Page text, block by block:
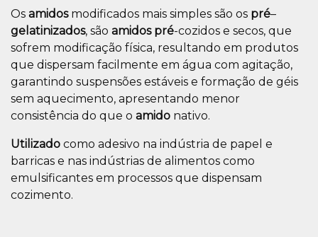
Os amidosmodificados mais simples são os pré–
gelatinizados, são amidos pré-cozidos e secos, que
sofrem modificação física, resultando em produtos
que dispersam facilmente em água com agitação,
garantindo suspensões estáveis e formação de géis
sem aquecimento, apresentando menor
consistência do que o amido nativo.
Utilizado como adesivo na indústria de papel e
barricas e nas indústrias de alimentos como
emulsificantes em processos que dispensam
cozimento.